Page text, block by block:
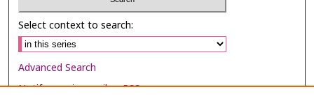
Select context to search:
Advanced Search
Notify me via email orRSS